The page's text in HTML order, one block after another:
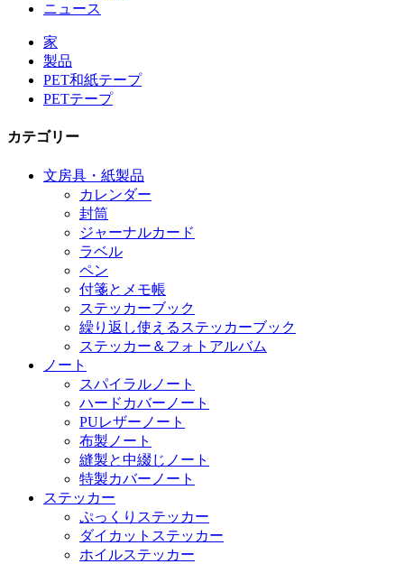
ニュース
家
製品
PET和紙テープ
PETテープ
カテゴリー
文房具・紙製品
カレンダー
封筒
ジャーナルカード
ラベル
ペン
付箋とメモ帳
ステッカーブック
繰り返し使えるステッカーブック
ステッカー＆フォトアルバム
ノート
スパイラルノート
ハードカバーノート
PUレザーノート
布製ノート
縫製と中綴じノート
特製カバーノート
ステッカー
ぷっくりステッカー
ダイカットステッカー
ホイルステッカー